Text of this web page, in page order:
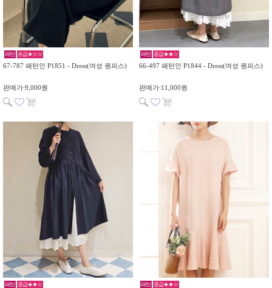
패턴 초급★☆☆
67-787 패턴인 P1851 - Dress(여성 원피스)
판매가:9,000원
패턴 중급★★☆
66-497 패턴인 P1844 - Dress(여성 원피스)
판매가:11,000원
패턴 중급★★☆ 패턴 중급★★☆